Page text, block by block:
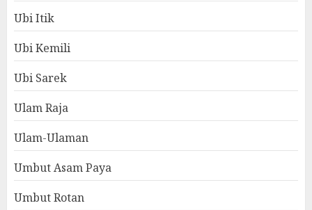
Ubi Itik
Ubi Kemili
Ubi Sarek
Ulam Raja
Ulam-Ulaman
Umbut Asam Paya
Umbut Rotan